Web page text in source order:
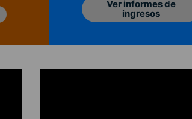
Ver informes de
ingresos